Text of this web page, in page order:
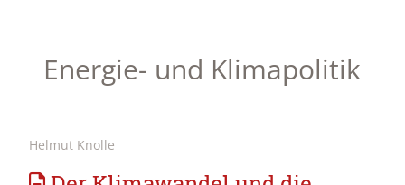
Energie- und Klimapolitik
Helmut Knolle